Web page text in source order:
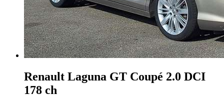
Renault Laguna GT Coupé 2.0 DCI
178 ch